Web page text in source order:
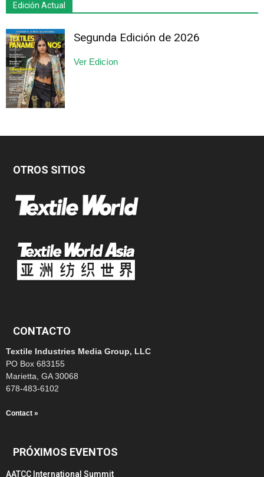
Edición Actual
Segunda Edición de 2026
Ver Edicíon
OTROS SITIOS
CONTACTO
Textile Industries Media Group, LLC
PO Box 683155
Marietta, GA 30068
678-483-6102
Contact »
PRÓXIMOS EVENTOS
AATCC International Summit